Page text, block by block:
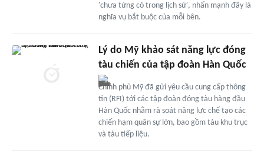
'chưa từng có trong lịch sử', nhấn mạnh đây là
nghĩa vụ bắt buộc của mỗi bên.
Lý do Mỹ khảo sát năng lực đóng
tàu chiến của tập đoàn Hàn Quốc
Chính phủ Mỹ đã gửi yêu cầu cung cấp thông
tin (RFI) tới các tập đoàn đóng tàu hàng đầu
Hàn Quốc nhằm rà soát năng lực chế tạo các
chiến hạm quân sự lớn, bao gồm tàu khu trục
và tàu tiếp liệu.